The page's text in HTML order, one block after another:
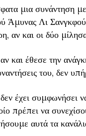
μια συνάντηση
Άμυνας Λι
αν και οι δύο
έθεσε την
του, δεν
έχει συμφωνήσει
πρέπει να
αυτά τα